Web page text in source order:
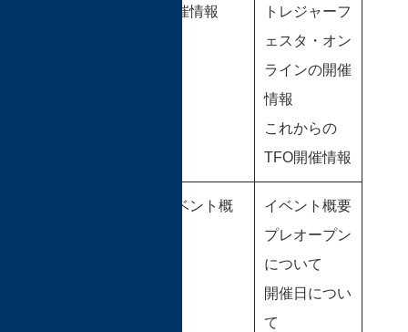
開催情報
トレジャーフ
ェスタ・オン
ラインの開催
情報
これからの
TFO開催情報
イベント概
イベント概要
プレオープン
について
開催日につい
て